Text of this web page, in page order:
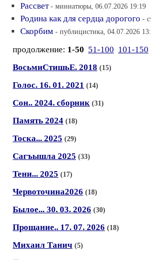
Рассвет - миниатюры, 06.07.2026 19:19
Родина как для сердца дорогого -
Скорбим - публицистика, 04.07.2026
продолжение: 1-50 51-100 101-150
ВосьмиСтишьЕ. 2018 (15)
Голос. 16. 01. 2021 (14)
Сон.. 2024. сборник (31)
Память 2024 (18)
Тоска... 2025 (29)
Сагъышла 2025 (33)
Тени... 2025 (17)
Червоточина2026 (18)
Былое... 30. 03. 2026 (30)
Прощание.. 17. 07. 2026 (18)
Михаил Танич (5)